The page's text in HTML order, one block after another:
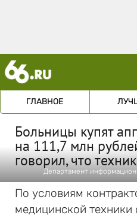
ГЛАВНОЕ
Больницы купят
на 111,7 млн
говорил, что
Департамент
По условиям
медицинской